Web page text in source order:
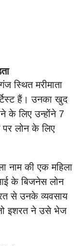
स्थित मरीमाता
हैं। उनका खुद
के लिए उन्होंने 7
पर लोन के लिए
नाम की एक महिला
के बिजनेस लोन
से उनके व्यवसाय
इशरत ने उसे भेज